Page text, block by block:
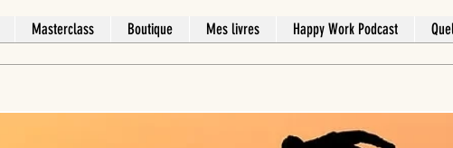
Masterclass Boutique Mes livres Happy Work Podcast